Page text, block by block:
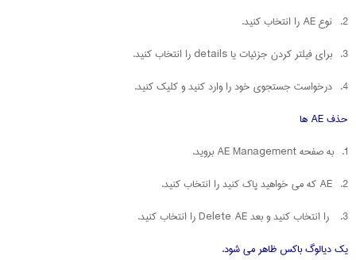
2. نوع AE را انتخاب کنید.
3. برای فیلتر کردن جزئیات یا details را انتخاب کنید.
4. درخواست جستجوی خود را وارد کنید و کلیک کنید.
حذف AE ها
1. به صفحه AE Management بروید.
2. AE که می خواهید پاک کنید را انتخاب کنید.
3. را انتخاب کنید و بعد Delete AE را انتخاب کنید.
یک دیالوگ باکس ظاهر می شود.